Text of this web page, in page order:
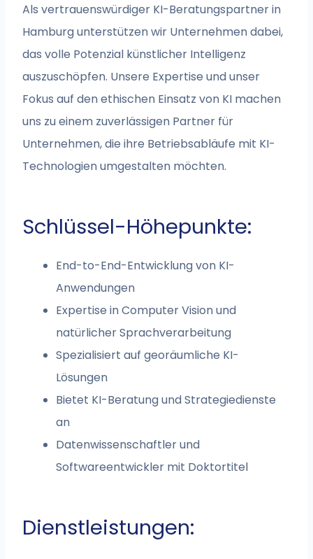
Als vertrauenswürdiger KI-Beratungspartner in
Hamburg unterstützen wir Unternehmen dabei,
das volle Potenzial künstlicher Intelligenz
auszuschöpfen. Unsere Expertise und unser
Fokus auf den ethischen Einsatz von KI machen
uns zu einem zuverlässigen Partner für
Unternehmen, die ihre Betriebsabläufe mit KI-
Technologien umgestalten möchten.
Schlüssel-Höhepunkte:
End-to-End-Entwicklung von KI-
Anwendungen
Expertise in Computer Vision und
natürlicher Sprachverarbeitung
Spezialisiert auf georäumliche KI-
Lösungen
Bietet KI-Beratung und Strategiedienste
an
Datenwissenschaftler und
Softwareentwickler mit Doktortitel
Dienstleistungen: